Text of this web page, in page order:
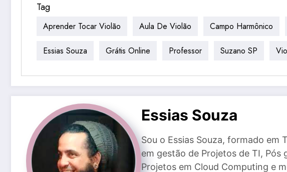
Tag
Aprender Tocar Violão Aula De Violão Campo Harmônico
Essias Souza Grátis Online Professor Suzano SP
Essias Souza
Sou o Essias Souza, formado em
em gestão de Projetos de TI, Pós
Projetos em Cloud Computing e